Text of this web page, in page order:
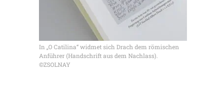
In „O Catilina“ widmet sich Drach dem römischen
Anführer (Handschrift aus dem Nachlass).
©ZSOLNAY